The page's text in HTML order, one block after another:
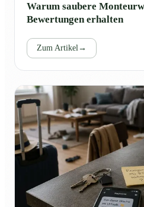
Warum saubere
Bewertungen erhalten
Zum Artikel→